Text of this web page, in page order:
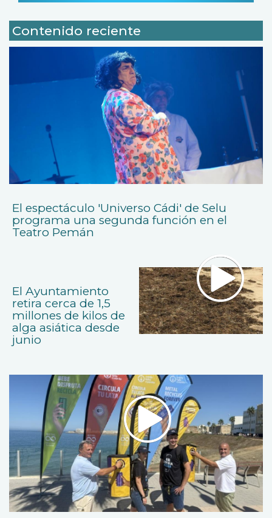
Contenido reciente
El espectáculo 'Universo Cádi' de Selu
programa una segunda función en el
Teatro Pemán
El Ayuntamiento
retira cerca de 1,5
millones de kilos de
alga asiática desde
junio